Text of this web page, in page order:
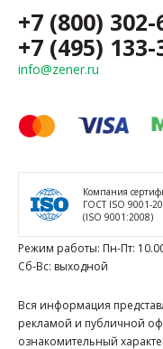
+7 (800) 302-
+7 (495) 133-
info@zener.ru
Компания
ГОСТ ISO 9001-
(ISO 9001:2008)
Режим работы: Пн-Пт:
Сб-Вс: выходной
Вся информация
рекламой и публичной
ознакомительный